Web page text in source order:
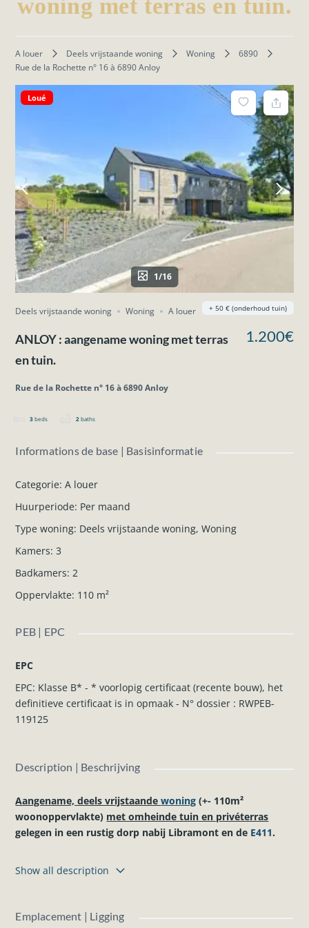
woning met terras en tuin.
A louer Deels vrijstaande woning Woning
6890
Rue de la Rochette n° 16 à 6890 Anloy
Loué
1/16
Deels vrijstaande woning Woning A louer
ANLOY : aangename woning met terras
en tuin.
Rue de la Rochette n° 16 à 6890 Anloy
3 beds 2 baths
1.200€
+ 50 € (onderhoud tuin)
Informations de base | Basisinformatie
Categorie: A louer
Huurperiode: Per maand
Type woning: Deels vrijstaande woning,Woning
Kamers: 3
Badkamers: 2
Oppervlakte: 110 m²
PEB | EPC
EPC
EPC: Klasse B* - * voorlopig certificaat (recente bouw), het
definitieve certificaat is in opmaak - N° dossier : RWPEB-
119125
Description | Beschrijving
Aangename, deels vrijstaandewoning (+- 110m²
woonoppervlakte) met omheinde tuin en privéterras
gelegen in een rustig dorp nabij Libramont en de E411.
Gelijkvloers (+-67m²):
lavabo met meubel), apart toilet en wasruimte.
Show all description
Emplacement | Ligging